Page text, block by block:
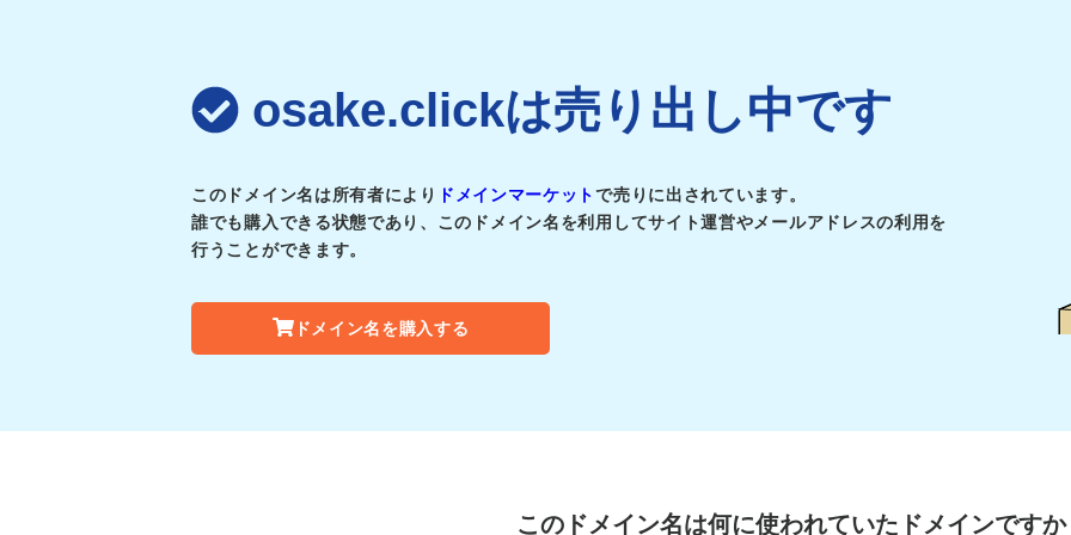
osake.clickは売り出し中です
このドメイン名は所有者により ドメインマーケットで売りに出されています。
誰でも購入できる状態であり、このドメイン名を利用してサイト運営やメールアドレスの利用を
行うことができます。
ドメイン名を購入する
このドメイン名は何に使われていたドメインですか